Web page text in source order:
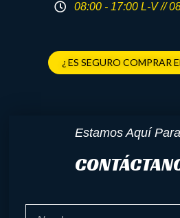
08:00 - 17:00 L-V //
¿ ES SEGURO COMPRAR
Estamos Aquí